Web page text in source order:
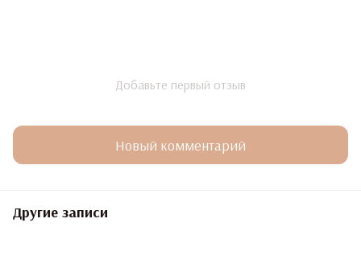
Добавьте первый отзыв
Новый комментарий
Другие записи